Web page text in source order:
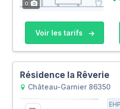
0
Voir les tarifs
Résidence la Rêverie
Château-Garnier 86350